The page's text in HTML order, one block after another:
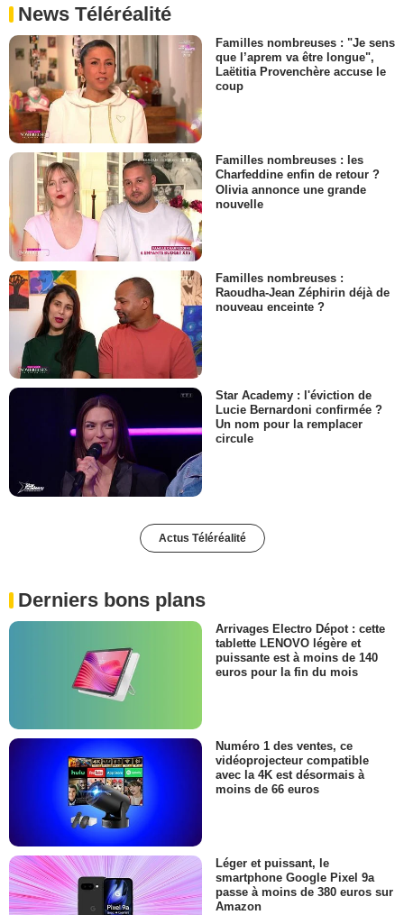
News Téléréalité
Familles nombreuses : "Je sens
que l’aprem va être longue",
Laëtitia Provenchère accuse le
coup
Familles nombreuses : les
Charfeddine enfin de retour ?
Olivia annonce une grande
nouvelle
Familles nombreuses :
Raoudha-Jean Zéphirin déjà de
nouveau enceinte ?
Star Academy : l'éviction de
Lucie Bernardoni confirmée ?
Un nom pour la remplacer
circule
Actus Téléréalité
Derniers bons plans
Arrivages Electro Dépot : cette
tablette LENOVO légère et
puissante est à moins de 140
euros pour la fin du mois
Numéro 1 des ventes, ce
vidéoprojecteur compatible
avec la 4K est désormais à
moins de 66 euros
Léger et puissant, le
smartphone Google Pixel 9a
passe à moins de 380 euros sur
Amazon